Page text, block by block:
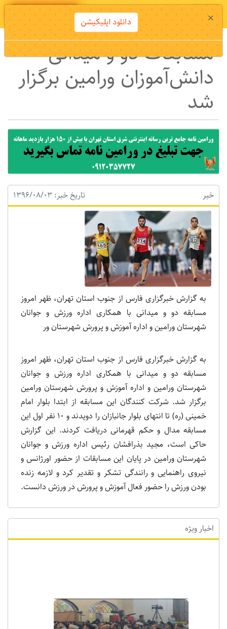
دانلود اپلیکیشن
مسابقات دو و میدانی
دانش‌آموزان ورامین برگزار
شد
خبر تاریخ خبر: 1396/08/03
به گزارش خبرگزاری فارس از جنوب استان تهران، ظهر امروز
مسابقه دو و میدانی با همکاری اداره ورزش و جوانان
شهرستان ورامین و اداره آموزش و پرورش شهرستان ور
به گزارش خبرگزاری فارس از جنوب استان تهران، ظهر امروز
مسابقه دو و میدانی با همکاری اداره ورزش و جوانان
شهرستان ورامین و اداره آموزش و پرورش شهرستان ورامین
برگزار شد. شرکت کنندگان این مسابقه از ابتدا بلوار امام
خمینی (ره) تا انتهای بلوار جانبازان را دویدند و 10 نفر اول این
مسابقه مدال و حکم قهرمانی دریافت کردند. این گزارش
حاکی است، مجید بذرافشان رئیس اداره ورزش و جوانان
شهرستان ورامین در پایان این مسابقات از حضور اورژانس و
نیروی راهنمایی و رانندگی تشکر و تقدیر کرد و لازمه زنده
بودن ورزش را حضور فعال آموزش و پرورش در ورزش دانست.
اخبار ویژه
× دانلود اپلیکیشن